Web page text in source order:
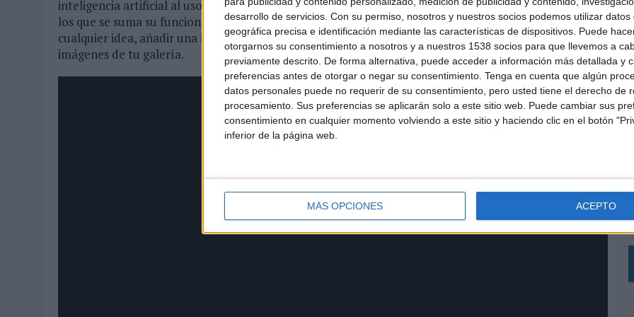
desarrollo de servicios. Con su permiso, nosotros y nuestros socios podemos utilizar datos
geográfica precisa e identificación mediante las características de dispositivos. Puede
otorgarnos su consentimiento a nosotros y a nuestros 1538 socios para que llevemos a
previamente descrito. De forma alternativa, puede acceder a información más detallada y
preferencias antes de otorgar o negar su consentimiento. Tenga en cuenta que algún
datos personales puede no requerir de su consentimiento, pero usted tiene el derecho de
procesamiento. Sus preferencias se aplicarán solo a este sitio web. Puede cambiar sus
consentimiento en cualquier momento volviendo a este sitio y haciendo clic en el botón
inferior de la página web.
MÁS OPCIONES ACEPTO
inteligencia artificial al uso cotidiano. En total, el dispositivo incorpora 14 filtros preconfigurados, a
los que se suma su funcionalidad más diferencial: el filtro ‘La soñerÍA’, que permite al usuario escribir
cualquier idea, añadir una imagen y generar un vídeo completamente personalizado con tres
imágenes de tu galería.